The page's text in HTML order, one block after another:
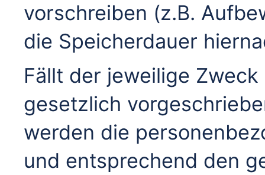
vorschreiben (z.B.
die Speicherdauer
Fällt der jeweilige
gesetzlich
werden die
und entsprechend den